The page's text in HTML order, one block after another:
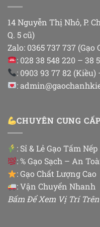
14 Nguyễn Thị Nhỏ, P.
Q. 5 cũ)
Zalo: 0365 737 737
: 028 38 548 220 – 38
: 0903 93 77 82
:
CHUYÊN CUNG CẤP
: Sỉ & Lẻ Gạo Tấm Nếp
: % Gạo Sạch – An
: Gạo Chất Lượng Cao
: Vận Chuyển Nhanh
Bấm Để Xem Vị Trí